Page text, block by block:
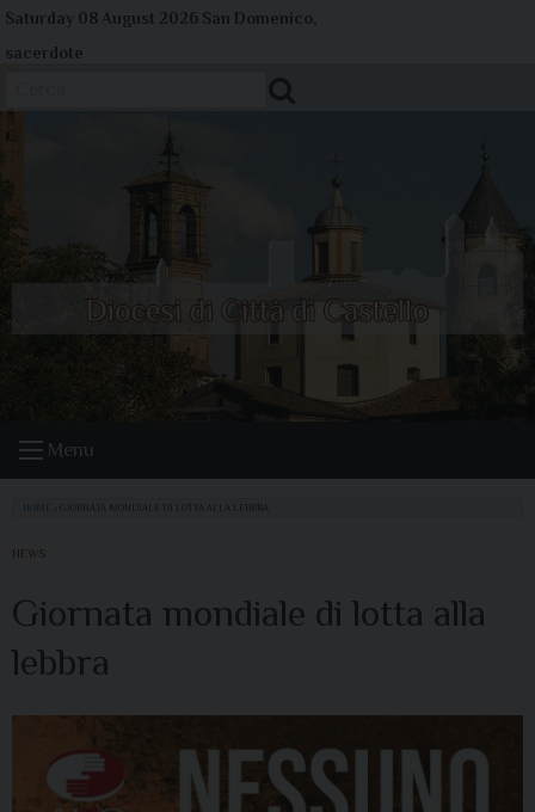
Skip
Saturday 08 August 2026 San Domenico,
sacerdote
Menu
HOME
NEWS
Giornata mondiale di lotta alla
lebbra